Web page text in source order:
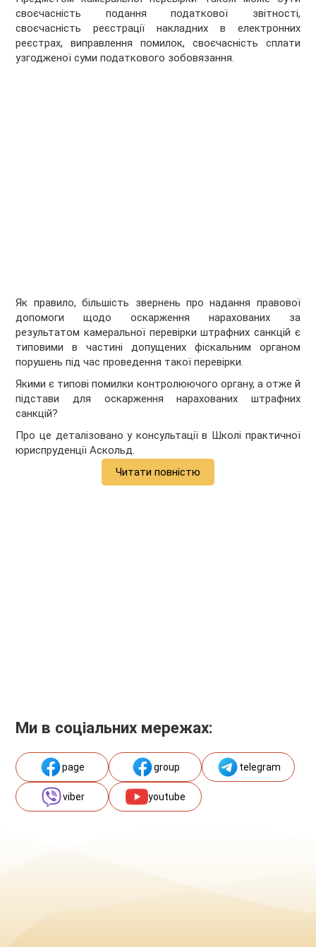
своєчасність подання податкової звітності,
своєчасність реєстрації накладних в електронних
реєстрах, виправлення помилок, своєчасність сплати
узгодженої суми податкового зобовязання.
Як правило, більшість звернень про надання правової
допомоги щодо оскарження нарахованих за
результатом камеральної перевірки штрафних санкцій є
типовими в частині допущених фіскальним органом
порушень під час проведення такої перевірки.
Якими є типові помилки контролюючого органу, а отже й
підстави для оскарження нарахованих штрафних
санкцій?
Про це деталізовано у консультації в Школі практичної
юриспруденції Аскольд.
Читати повністю
Ми в соціальних мережах:
page group telegram
viber youtube